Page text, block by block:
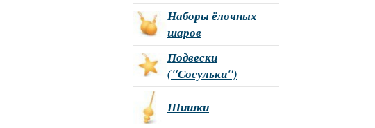
Наборы ёлочных
шаров
Подвески
("Сосульки")
Шишки